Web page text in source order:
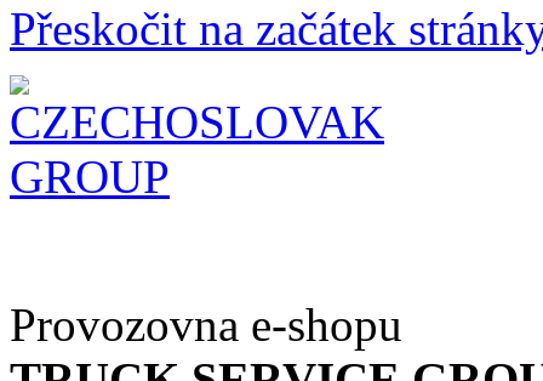
Přeskočit na začátek
Provozovna e-shopu